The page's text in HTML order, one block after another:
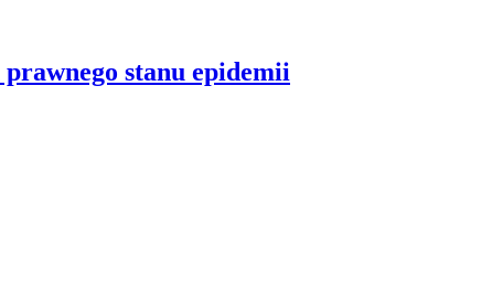
stanu epidemii